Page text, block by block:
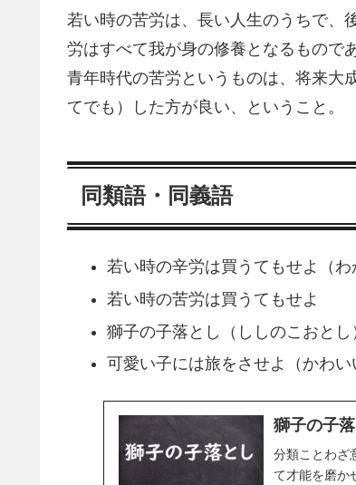
若い時の苦労は、長い人生のうちで、
労はすべて我が身の修養となるもので
青年時代の苦労というものは、将来大
てでも）した方が良い、ということ。
同類語・同義語
若い時の辛労は買うてもせよ（わ
若い時の苦労は買うてもせよ
獅子の子落とし（ししのこおとし
可愛い子には旅をさせよ（かわい
獅子の子
分類ことわざ
て才能を磨か